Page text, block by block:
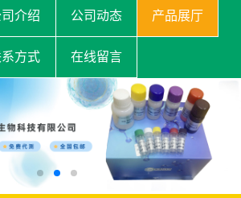
介绍 公司动态 产品展厅
方式 在线留言